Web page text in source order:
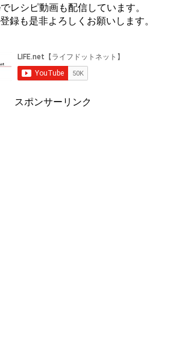
レシピ動画も配信しています。
録も是非よろしくお願いします。
スポンサーリンク